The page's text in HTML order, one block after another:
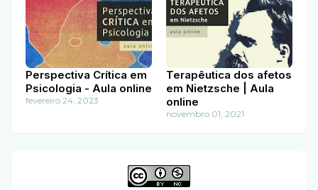
Perspectiva Crítica em
Psicologia - Aula online
fevereiro 24, 2023
Terapêutica dos afetos
em Nietzsche | Aula
online
novembro 01, 2021